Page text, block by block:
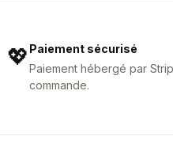
💖Paiement sécurisé
Paiement hébergé par
commande.